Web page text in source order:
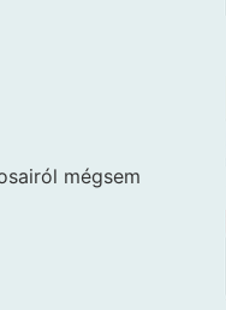
mégsem